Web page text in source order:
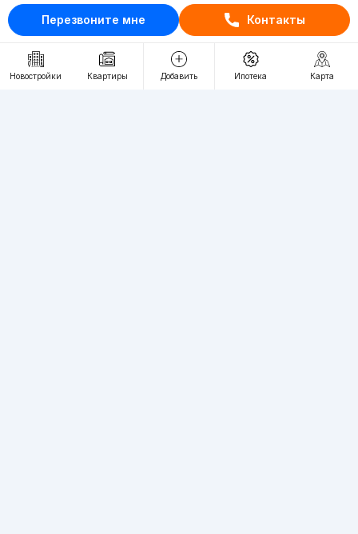
Перезвоните мне Контакты
Новостройки Квартиры Добавить Ипотека Карта
Отдел рекламы
+998 (78) 113-20-86
+998 (93) 390-30-10
Пн-Пт. С 9:30 до 18:00